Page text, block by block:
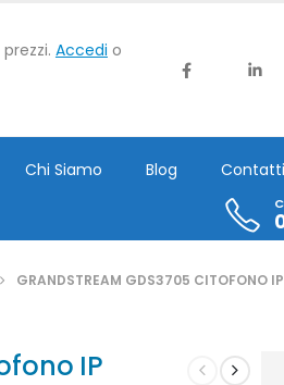
Accedi o
Chi Siamo Blog Contatti
GRANDSTREAM GDS3705 CITOFONO IP
IP